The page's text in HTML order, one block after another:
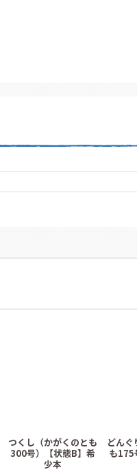
つくし（かがくのとも
300号）【状態B】希
少本
どんぐ
も175